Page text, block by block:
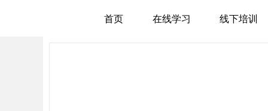
首页 在线学习 线下培训